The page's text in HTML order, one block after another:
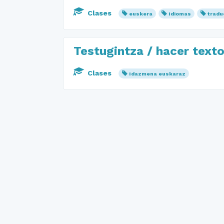
Clases euskera Idiomas
Testugintza / hacer
Clases Idazmena euskaraz